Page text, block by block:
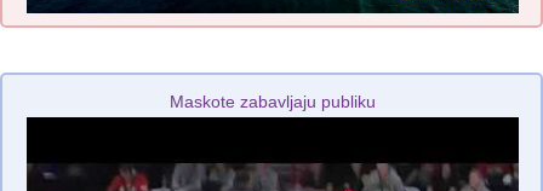
Maskote zabavljaju publiku